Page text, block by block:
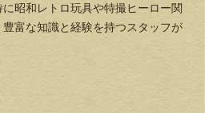
昭和レトロ玩具や特撮ヒーロー関
富な知識と経験を持つスタッフが